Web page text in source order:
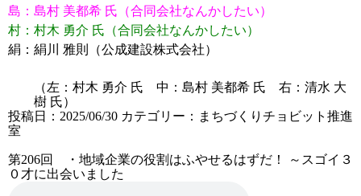
島： 島村 美都希 氏（合同会社なんかしたい）
村： 村木 勇介 氏（合同会社なんかしたい）
絹： 絹川 雅則（公成建設株式会社）
（左：村木 勇介 氏 中：島村 美都希 氏 右：清水 大
樹 氏）
投稿日：2025/06/30 カテゴリー： まちづくりチョビット推進
室
第206回 ・地域企業の役割はふやせるはずだ！ ～スゴイ３
０才に出会いました